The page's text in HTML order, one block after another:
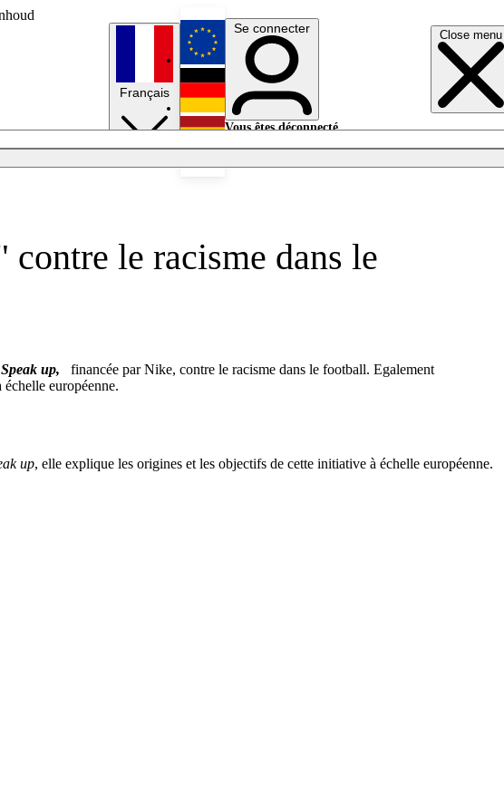
Close menu
Français
English
Deutsch
Se connecter
Vous êtes déconnecté.
le racisme dans le
up,
financée par Nike, contre le racisme dans le football. Egalement
européenne.
up, elle explique les origines et les objectifs de cette initiative à échelle européenne.